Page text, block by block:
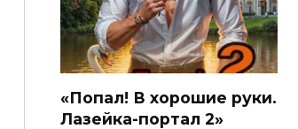
«Попал! В хорошие руки.
Лазейка-портал 2»